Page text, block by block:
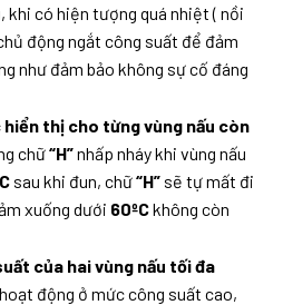
khi có hiện tượng quá nhiệt ( nồi
động ngắt công suất để đảm
như đảm bảo không sự cố đáng
hiển thị cho từng vùng nấu còn
chữ“H”nhấp nháy khi vùng nấu
sau khi đun, chữ“H” sẽ tự mất đi
xuống dưới 60ºCkhông còn
của hai vùng nấu tối đa
động ở mức công suất cao,